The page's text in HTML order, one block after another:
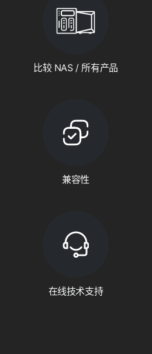
比较 NAS / 所有产品
兼容性
在线技术支持